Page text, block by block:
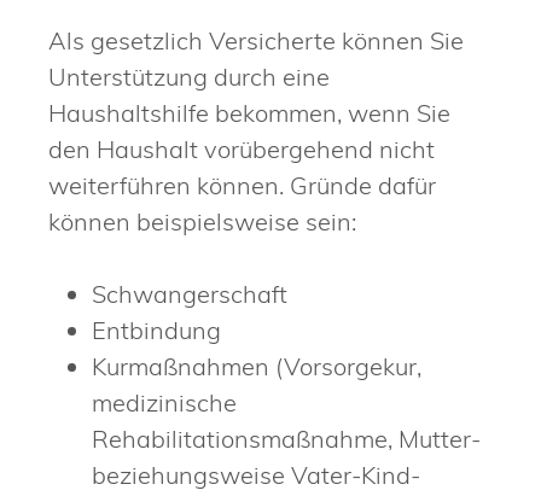
Als gesetzlich Versicherte können Sie
Unterstützung durch eine
Haushaltshilfe bekommen, wenn Sie
den Haushalt vorübergehend nicht
weiterführen können. Gründe dafür
können beispielsweise sein:
Schwangerschaft
Entbindung
Kurmaßnahmen (Vorsorgekur,
medizinische
Rehabilitationsmaßnahme, Mutter-
beziehungsweise Vater-Kind-